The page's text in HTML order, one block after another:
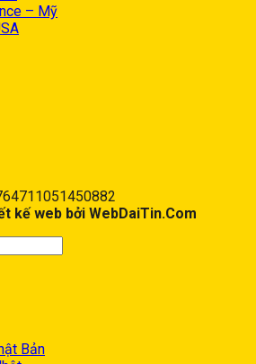
– Mỹ
kế web bởi WebDaiTin.Com
Bản